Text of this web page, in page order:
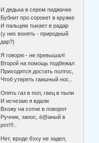
И дядька в сером пиджачке
Бубнит про сорокет в кружке
И пальцем тыкает в радар
(у них вонять - природный
дар?)
Я говорю - не превышал!
Второй на помощь подбежал
Приходится достать полтос,
Чтоб утереть гаишный нос..
Опять газ в пол, гаец в пыли
И исчезаю я вдали
Вхожу на сотне в поворот
Ручник, занос, ё@аный в
рот!!!..
Нет, вроде бэху не задел,